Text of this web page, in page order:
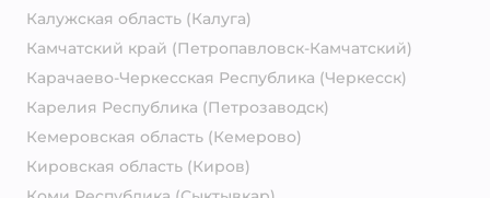
Калужская область (Калуга)
Камчатский край (Петропавловск-Камчатский)
Карачаево-Черкесская Республика (Черкесск)
Карелия Республика (Петрозаводск)
Кемеровская область (Кемерово)
Кировская область (Киров)